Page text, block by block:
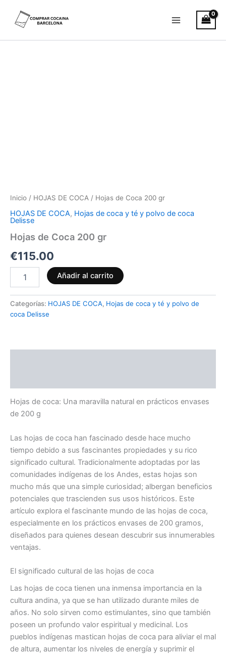
contenido
Inicio / HOJAS DE COCA / Hojas de Coca 200 gr
HOJAS DE COCA, Hojas de coca y té y polvo de coca
Delisse
Hojas de Coca 200 gr
€115.00
Añadir al carrito
Categorías: HOJAS DE COCA, Hojas de coca y té y polvo de
coca Delisse
Hojas de coca: Una maravilla natural en prácticos envases
de 200 g
Las hojas de coca han fascinado desde hace mucho
tiempo debido a sus fascinantes propiedades y su rico
significado cultural. Tradicionalmente adoptadas por las
comunidades indígenas de los Andes, estas hojas son
mucho más que una simple curiosidad; albergan beneficios
potenciales que trascienden sus usos históricos. Este
artículo explora el fascinante mundo de las hojas de coca,
especialmente en los prácticos envases de 200 gramos,
diseñados para quienes desean descubrir sus innumerables
ventajas.
El significado cultural de las hojas de coca
Las hojas de coca tienen una inmensa importancia en la
cultura andina, ya que se han utilizado durante miles de
años. No solo sirven como estimulantes, sino que también
poseen un profundo valor espiritual y medicinal. Los
pueblos indígenas mastican hojas de coca para aliviar el mal
de altura, aumentar los niveles de energía y suprimir el